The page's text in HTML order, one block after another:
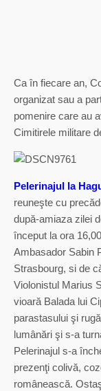
Ca în fiecare an,
organizat sau a
pomenire care au
Cimitirele militare
Pelerinajul la
reuneşte cu
după-amiaza zilei
început la ora
Ambasador Sabin
Strasbourg, si de
Violonistul Marius
vioară Balada lui
parastasului şi
lumânări şi s-a
Pelerinajul s-a
prezenţi colivă,
românească.